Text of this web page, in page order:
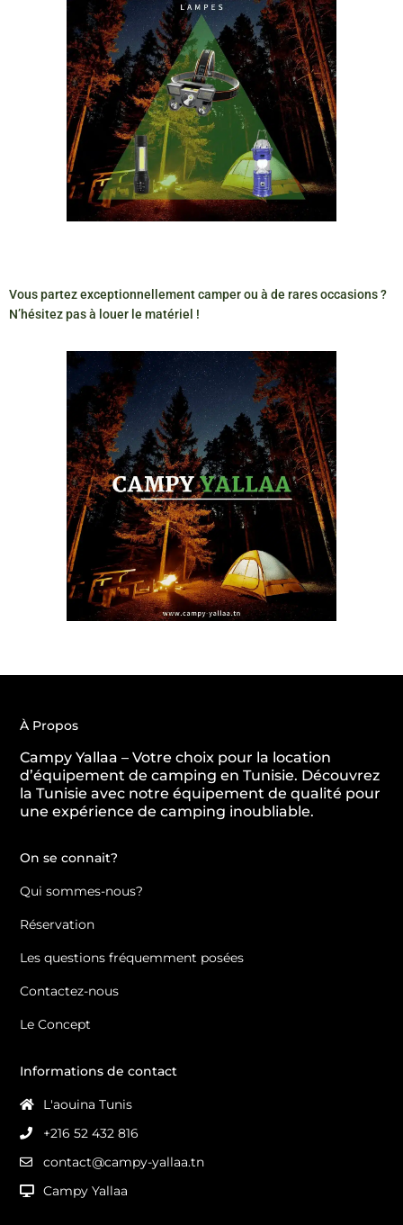
Vous partez exceptionnellement camper ou à de rares occasions ?
N’hésitez pas à louer le matériel !
À Propos
Campy Yallaa – Votre choix pour la location
d’équipement de camping en Tunisie. Découvrez
la Tunisie avec notre équipement de qualité pour
une expérience de camping inoubliable.
On se connait?
Qui sommes-nous?
Réservation
Les questions fréquemment posées
Contactez-nous
Le Concept
Informations de contact
L'aouina Tunis
+216 52 432 816
contact@campy-yallaa.tn
Campy Yallaa